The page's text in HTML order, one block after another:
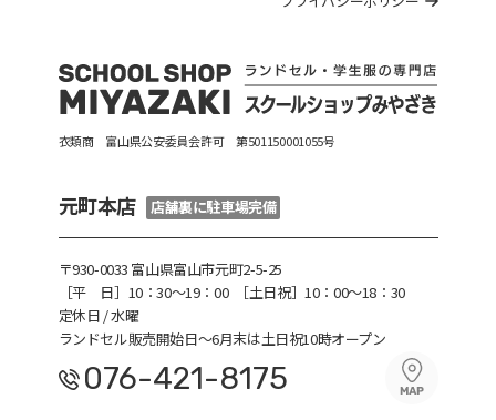
衣類商 富山県公安委員会許可 第501150001055号
元町本店 店舗裏に駐車場完備
〒930-0033 富山県富山市元町2-5-25
［平 日］10：30〜19：00
［土日祝］10：00～18：30
定休日 / 水曜
ランドセル販売開始日～6月末は土日祝10時オープン
076-421-8175